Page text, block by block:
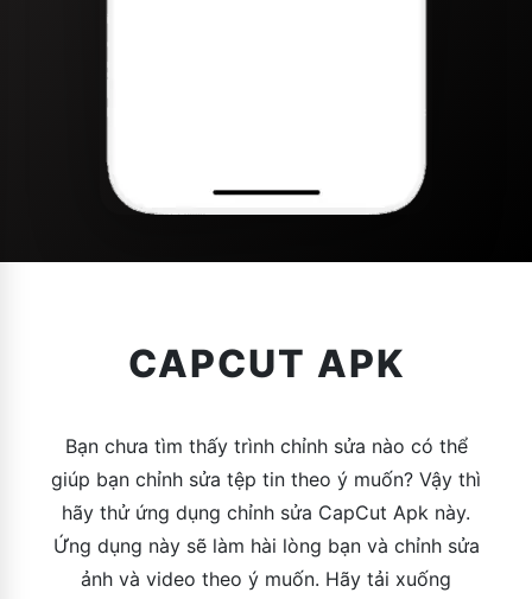
CAPCUT APK
Bạn chưa tìm thấy trình chỉnh sửa nào có thể
giúp bạn chỉnh sửa tệp tin theo ý muốn? Vậy thì
hãy thử ứng dụng chỉnh sửa CapCut Apk này.
Ứng dụng này sẽ làm hài lòng bạn và chỉnh sửa
ảnh và video theo ý muốn. Hãy tải xuống